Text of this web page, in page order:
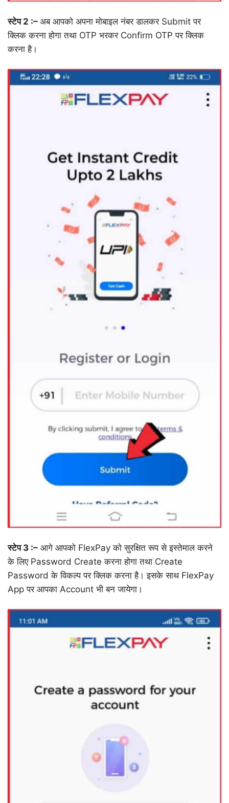
स्टेप 2 :– अब आपको अपना मोबाइल नंबर डालकर Submit पर
क्लिक करना होगा तथा OTP भरकर Confirm OTP पर क्लिक
करना है।
स्टेप 3 :– आगे आपको FlexPay को सुरक्षित रूप से इस्तेमाल करने
के लिए Password Create करना होगा तथा Create
Password के विकल्प पर क्लिक करना है। इसके साथ FlexPay
App पर आपका Account भी बन जायेगा।